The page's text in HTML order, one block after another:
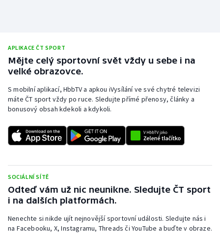
APLIKACE ČT SPORT
Mějte celý sportovní svět vždy u sebe i na
velké obrazovce.
S mobilní aplikací, HbbTV a apkou iVysílání ve své chytré televizi
máte ČT sport vždy po ruce. Sledujte přímé přenosy, články a
bonusový obsah kdekoli a kdykoli.
SOCIÁLNÍ SÍTĚ
Odteď vám už nic neunikne. Sledujte ČT sport
i na dalších platformách.
Nenechte si nikde ujít nejnovější sportovní události. Sledujte nás i
na Facebooku, X, Instagramu, Threads či YouTube a buďte v obraze.